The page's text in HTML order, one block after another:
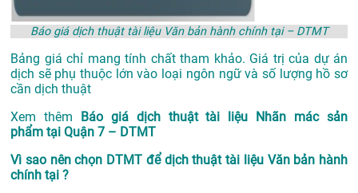
Báo giá dịch thuật tài liệu Văn bản hành chính tại – DTMT
Bảng giá chỉ mang tính chất tham khảo. Giá trị của dự án
dịch sẽ phụ thuộc lớn vào loại ngôn ngữ và số lượng hồ sơ
cần dịch thuật
Xem thêm
Báo giá dịch thuật tài liệu Nhãn mác sản
phẩm tại Quận 7 – DTMT
Vì sao nên chọn DTMT để dịch thuật tài liệu Văn bản hành
chính tại ?